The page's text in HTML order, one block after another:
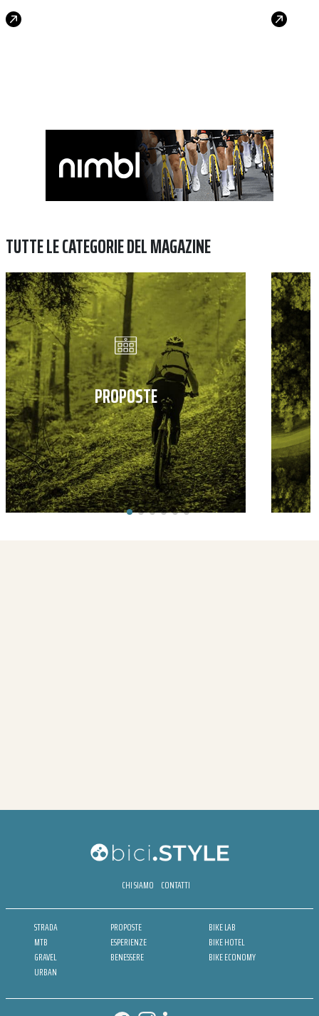
TUTTE LE CATEGORIE DEL MAGAZINE
PROPOSTE
CHI SIAMO CONTATTI
STRADA
MTB
GRAVEL
URBAN
PROPOSTE
ESPERIENZE
BENESSERE
BIKE LAB
BIKE HOTEL
BIKE ECONOMY